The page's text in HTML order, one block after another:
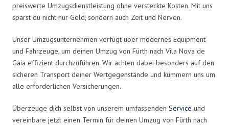
preiswerte Umzugsdienstleistung ohne versteckte Kosten. Mit uns
sparst du nicht nur Geld, sondern auch Zeit und Nerven.
Unser Umzugsunternehmen verfügt über modernes Equipment
und Fahrzeuge, um deinen Umzug von Fürth nach Vila Nova de
Gaia effizient durchzuführen. Wir achten dabei besonders auf den
sicheren Transport deiner Wertgegenstände und kümmern uns um
alle erforderlichen Versicherungen.
Überzeuge dich selbst von unserem umfassenden Service und
vereinbare jetzt einen Termin für deinen Umzug von Fürth nach